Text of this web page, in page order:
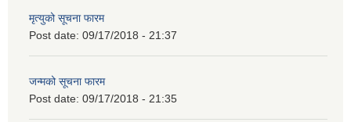
मृत्युको सूचना फारम
Post date: 09/17/2018 - 21:37
जन्मको सूचना फारम
Post date: 09/17/2018 - 21:35